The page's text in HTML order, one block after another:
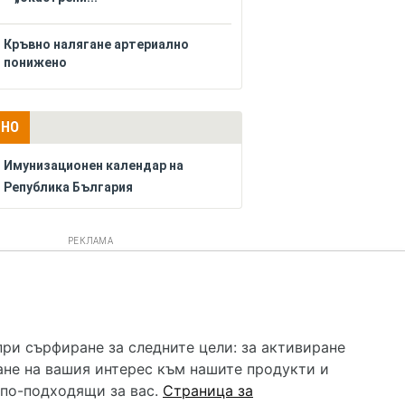
Кръвно налягане артериално
понижено
Имунизационен календар на
Република България
РЕКЛАМА
все че се полагат всички усилия за обновяване и
и самолечението могат да бъдат опасни за
помощ!
сърфиране за следните цели: за активиране
на вашия интерес към нашите продукти и
подходящи за вас. Страница за